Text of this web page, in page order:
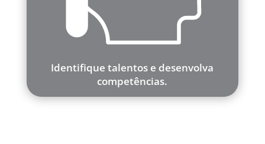
Identifique talentos e desenvolva
competências.